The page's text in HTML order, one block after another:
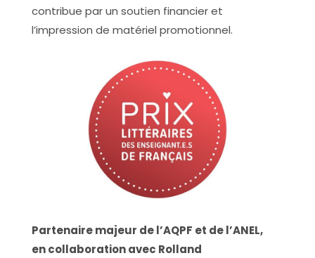
contribue par un soutien financier et
l’impression de matériel promotionnel.
Partenaire majeur de l’AQPF et de l’ANEL,
en collaboration avec Rolland